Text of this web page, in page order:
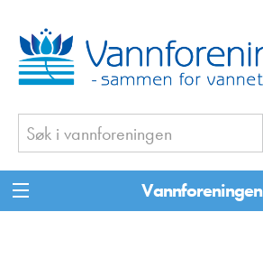
Vannforeningen